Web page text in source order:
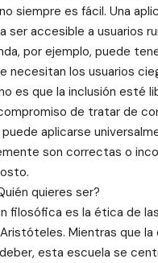
siempre es fácil. Una
ser accesible a usuarios
por ejemplo, puede
necesitan los usuarios
es que la inclusión esté
de tratar de
aplicarse
son correctas o
quieres ser?
filosófica es la ética de
Mientras que
esta escuela se